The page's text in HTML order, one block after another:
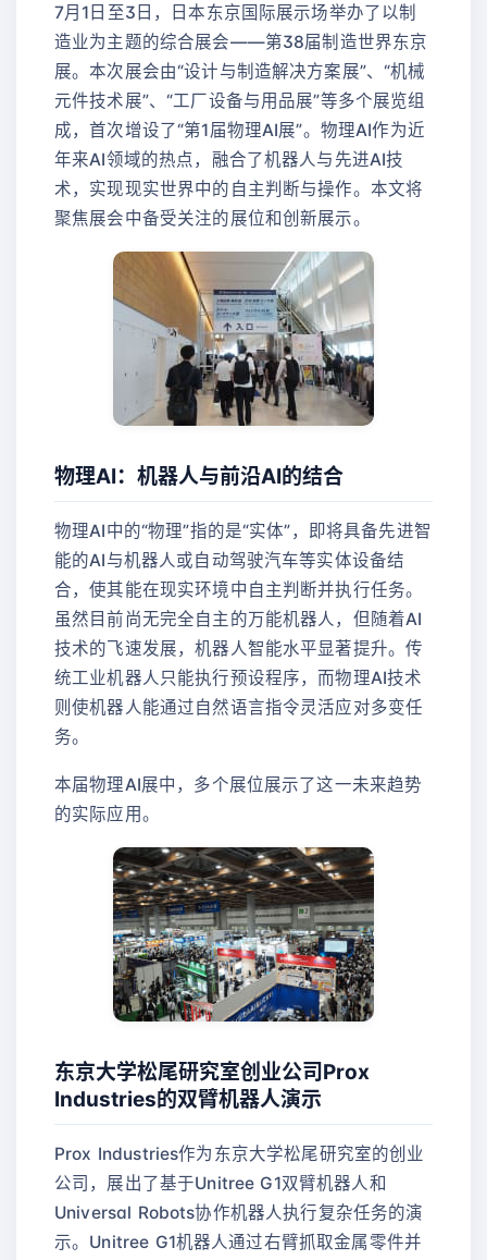
7月1日至3日，日本东京国际展示场举办了以制
造业为主题的综合展会——第38届制造世界东京
展。本次展会由“设计与制造解决方案展”、“机械
元件技术展”、“工厂设备与用品展”等多个展览组
成，首次增设了“第1届物理AI展”。物理AI作为近
年来AI领域的热点，融合了机器人与先进AI技
术，实现现实世界中的自主判断与操作。本文将
聚焦展会中备受关注的展位和创新展示。
物理AI：机器人与前沿AI的结合
物理AI中的“物理”指的是“实体”，即将具备先进智
能的AI与机器人或自动驾驶汽车等实体设备结
合，使其能在现实环境中自主判断并执行任务。
虽然目前尚无完全自主的万能机器人，但随着AI
技术的飞速发展，机器人智能水平显著提升。传
统工业机器人只能执行预设程序，而物理AI技术
则使机器人能通过自然语言指令灵活应对多变任
务。
本届物理AI展中，多个展位展示了这一未来趋势
的实际应用。
东京大学松尾研究室创业公司Prox
Industries的双臂机器人演示
Prox Industries作为东京大学松尾研究室的创业
公司，展出了基于Unitree G1双臂机器人和
Universal Robots协作机器人执行复杂任务的演
示。Unitree G1机器人通过右臂抓取金属零件并